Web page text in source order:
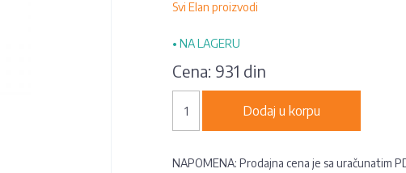
Svi Elan proizvodi
• NA LAGERU
Cena: 931 din
Dodaj u korpu
NAPOMENA: Prodajna cena je sa uračunatim